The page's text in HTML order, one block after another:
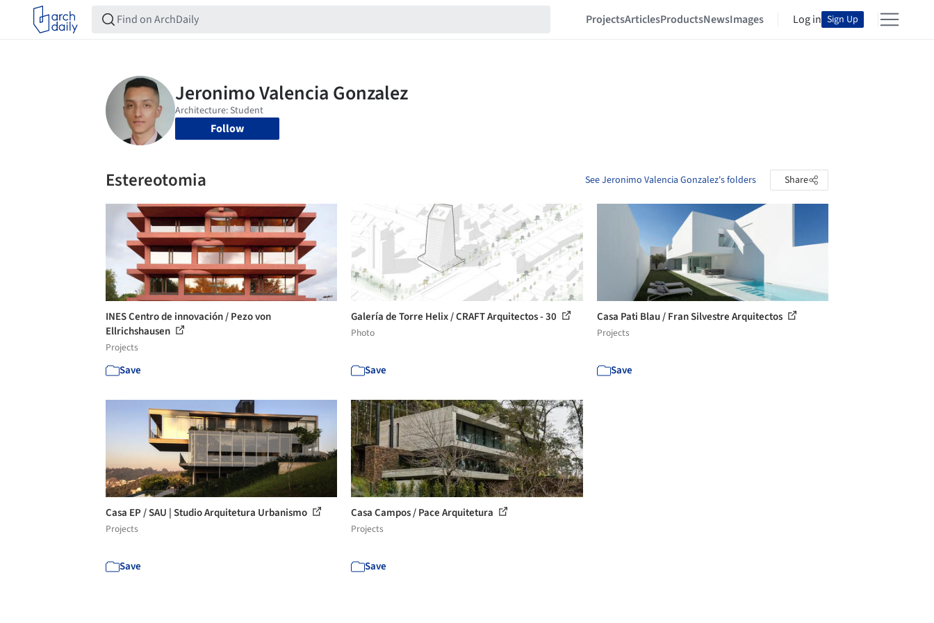
ProjectsArticlesProductsNewsImages Log in Sign Up
Follow
Estereotomia See Jeronimo Valencia Gonzalez's folders Share
INES Centro de innovación / Pezo von
Ellrichshausen
Projects
Save
Galería de Torre Helix / CRAFT Arquitectos - 30
Photo
Save
Casa Pati Blau / Fran Silvestre Arquitectos
Projects
Save
Casa EP / SAU | Studio Arquitetura Urbanismo
Projects
Save
Casa Campos / Pace Arquitetura
Projects
Save